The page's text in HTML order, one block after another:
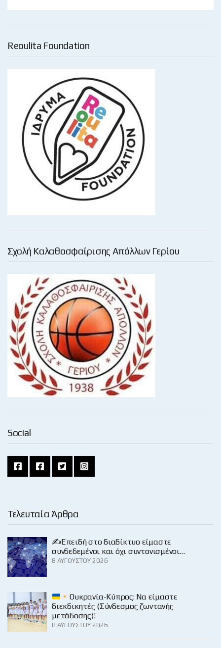
Reoulita Foundation
Σχολή Καλαθοσφαίρισης Απόλλων Γερίου
Social
Τελευταία Άρθρα
✍️Επειδή στο διαδίκτυο είμαστε
συνδεδεμένοι και όχι συντονισμένοι…
8 ΑΥΓΟΎΣΤΟΥ 2026
Ουκρανία-Κύπρος: Να είμαστε
διεκδικητές (Σύνδεσμος ζωντανής
μετάδοσης)!
8 ΑΥΓΟΎΣΤΟΥ 2026